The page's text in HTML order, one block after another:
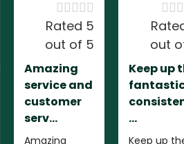

Rated 5
out of 5
Amazing
service and
customer
serv...
Amazing

out
Keep up
...
Keep up